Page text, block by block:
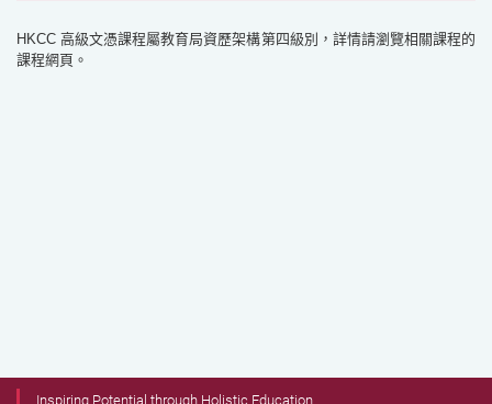
HKCC 高級文憑課程屬教育局資歷架構第四級別，詳情請瀏覽相關課程的
課程網頁。
Inspiring Potential through Holistic Education